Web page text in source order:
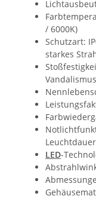
/ 6000K)
Schutzart:
starkes
Leuchtdauer
LED-